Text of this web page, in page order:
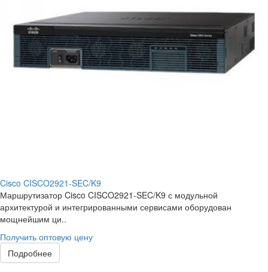
Cisco CISCO2921-SEC/K9
Маршрутизатор Cisco CISCO2921-SEC/K9 с модульной
архитектурой и интегрированными сервисами оборудован
мощнейшим ци..
Получить оптовую цену
Подробнее